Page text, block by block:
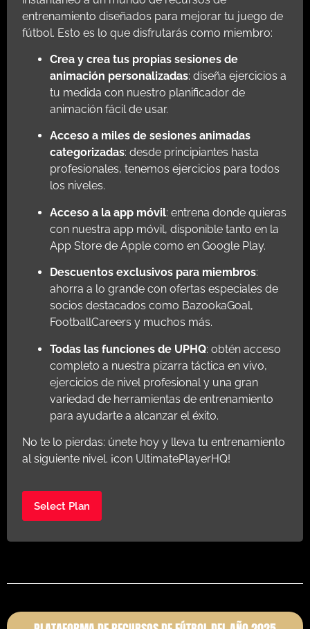
entrenamiento diseñados para mejorar tu juego de
fútbol. Esto es lo que disfrutarás como miembro:
Crea y crea tus propias sesiones de
animación personalizadas: diseña ejercicios a
tu medida con nuestro planificador de
animación fácil de usar.
Acceso a miles de sesiones animadas
categorizadas: desde principiantes hasta
profesionales, tenemos ejercicios para todos
los niveles.
Acceso a la app móvil: entrena donde quieras
con nuestra app móvil, disponible tanto en la
App Store de Apple como en Google Play.
Descuentos exclusivos para miembros:
ahorra a lo grande con ofertas especiales de
socios destacados como BazookaGoal,
FootballCareers y muchos más.
Todas las funciones de UPHQ: obtén acceso
completo a nuestra pizarra táctica en vivo,
ejercicios de nivel profesional y una gran
variedad de herramientas de entrenamiento
para ayudarte a alcanzar el éxito.
No te lo pierdas: únete hoy y lleva tu entrenamiento
al siguiente nivel. ¡con UltimatePlayerHQ!
Select Plan